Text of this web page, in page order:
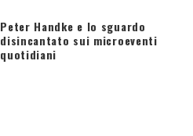
Peter Handke e lo sguardo
disincantato sui microeventi
quotidiani